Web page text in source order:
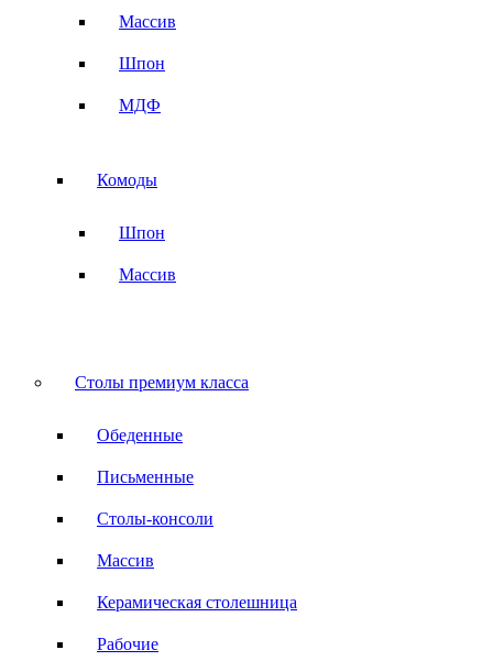
Массив
Шпон
МДФ
Комоды
Шпон
Массив
Столы премиум класса
Обеденные
Письменные
Столы-консоли
Массив
Керамическая столешница
Рабочие